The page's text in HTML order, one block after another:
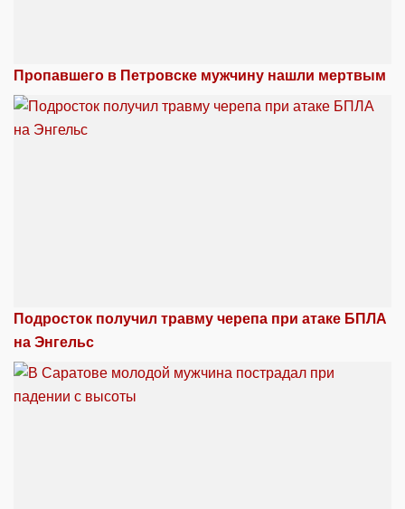
Пропавшего в Петровске мужчину нашли мертвым
Подросток получил травму черепа при атаке БПЛА
на Энгельс